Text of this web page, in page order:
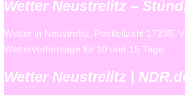
Wetter Neustrelitz –
Wetter in Neustrelitz, Postleitzahl 17235.
Wettervorhersage für 10 und 15 Tage.
Wetter Neustrelitz |